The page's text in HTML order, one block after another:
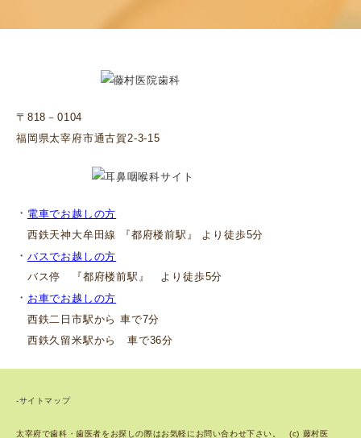
〒818－0104
福岡県太宰府市通古賀2-3-15
・ 電車でお越しの方
西鉄天神大牟田線 『都府楼前駅』 より徒歩5分
・ バスでお越しの方
バス停 『都府楼前駅』 より徒歩5分
・ お車でお越しの方
西鉄二日市駅から 車で7分
西鉄久留米駅から 車で36分
-サイトマップ
太宰府で歯科・歯医者をお探しの際はお気軽にお問い合わせ下さい。 (c) 藤村医